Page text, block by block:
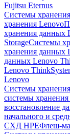
Fujitsu Eternus
Системы
хранения Lenovo
хранения данных
StorageСистемы
хранения данных
данных Lenovo
Lenovo
Lenovo
Системы
системы
восстановление
начального и
СХД HPEФлеш-